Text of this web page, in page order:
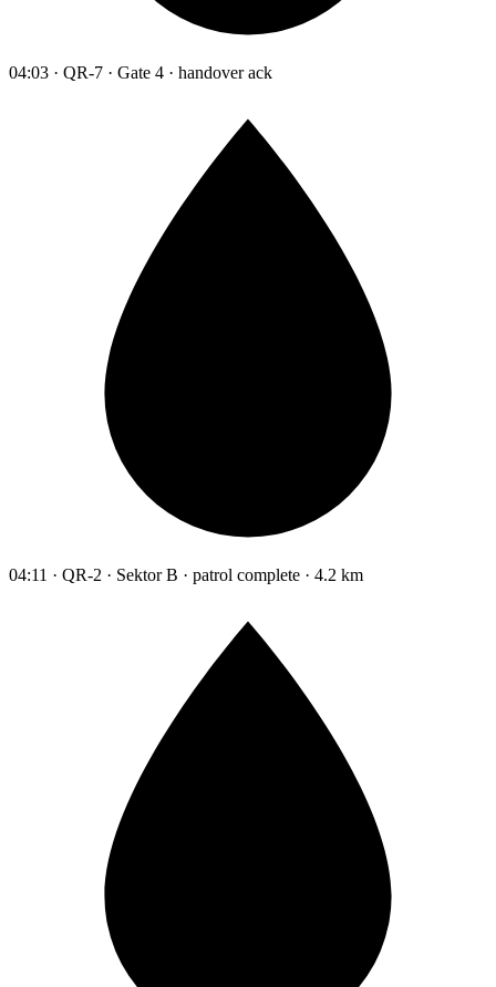
04:03 · QR-7 · Gate 4 · handover ack
04:11 · QR-2 · Sektor B · patrol complete · 4.2 km